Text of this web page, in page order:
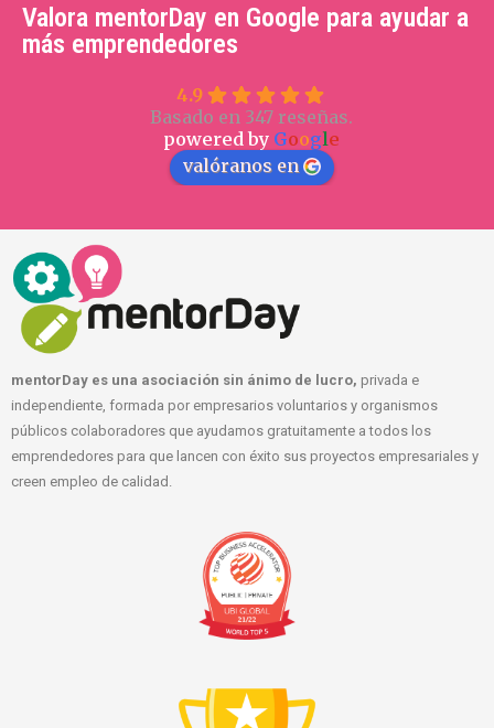
Valora mentorDay en Google para ayudar a
más emprendedores
4.9
Basado en 347 reseñas.
powered by Google
valóranos en
mentorDay es una asociación sin ánimo de lucro, privada e
independiente, formada por empresarios voluntarios y organismos
públicos colaboradores que ayudamos gratuitamente a todos los
emprendedores para que lancen con éxito sus proyectos empresariales y
creen empleo de calidad.